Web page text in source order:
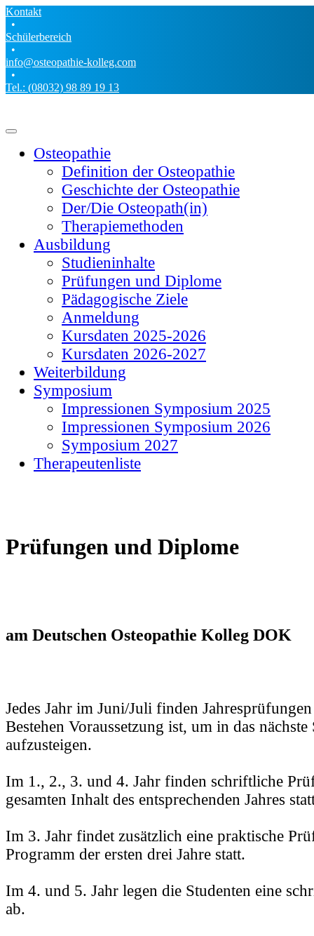
Kontakt
•
Schülerbereich
•
info@osteopathie-kolleg.com
•
Tel.: (08032) 98 89 19 13
Osteopathie
Definition der Osteopathie
Geschichte der Osteopathie
Der/Die Osteopath(in)
Therapiemethoden
Ausbildung
Studieninhalte
Prüfungen und Diplome
Pädagogische Ziele
Anmeldung
Kursdaten 2025-2026
Kursdaten 2026-2027
Weiterbildung
Symposium
Impressionen Symposium 2025
Impressionen Symposium 2026
Symposium 2027
Therapeutenliste
Prüfungen und Diplome
am Deutschen Osteopathie Kolleg DOK
Jedes Jahr im Juni/Juli finden
Bestehen Voraussetzung ist, um in das
aufzusteigen.
Im 1., 2., 3. und 4. Jahr finden schriftliche
gesamten Inhalt des entsprechenden Jahres
Im 3. Jahr findet zusätzlich eine praktische
Programm der ersten drei Jahre statt.
Im 4. und 5. Jahr legen die Studenten eine
ab.